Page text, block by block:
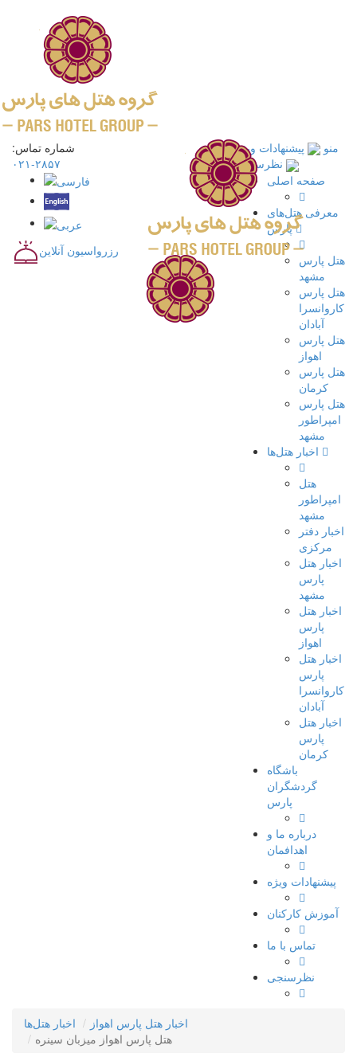
منو
پیشنهادات ویژه
نظرسنجی
صفحه اصلی
معرفی هتل‌های
پارس
هتل پارس
مشهد
هتل پارس
کاروانسرا
آبادان
هتل پارس
اهواز
هتل پارس
کرمان
هتل پارس
امپراطور
مشهد
هتل
امپراطور
مشهد
اخبار دفتر
مرکزی
اخبار هتل
پارس
مشهد
اخبار هتل
پارس
اهواز
اخبار هتل
پارس
کاروانسرا
آبادان
اخبار هتل
پارس
کرمان
باشگاه
گردشگران
پارس
درباره ما و
اهدافمان
پیشنهادات ویژه
آموزش کارکنان
تماس با ما
نظرسنجی
شماره تماس:
۲۸۵۷-۰۲۱
رزرواسیون آنلاین
اخبار هتل‌ها
اخبار هتل پارس اهواز
هتل پارس اهواز میزبان سینره